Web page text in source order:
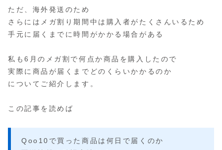
ただ、海外発送のため
さらにはメガ割り期間中は購入者がたくさんいるため
手元に届くまでに時間がかかる場合がある
私も6月のメガ割で何点か商品を購入したので
実際に商品が届くまでどのくらいかかるのか
についてご紹介します。
この記事を読めば
Qoo10で買った商品は何日で届くのか